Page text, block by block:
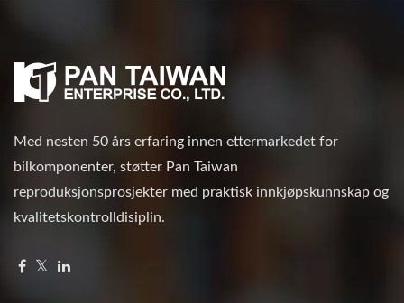
Med nesten 50 års erfaring innen ettermarkedet for
bilkomponenter, støtter Pan Taiwan
reproduksjonsprosjekter med praktisk innkjøpskunnskap og
kvalitetskontrolldisiplin.